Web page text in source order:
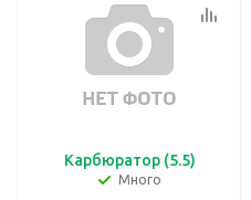
Карбюратор (5.5)
Много